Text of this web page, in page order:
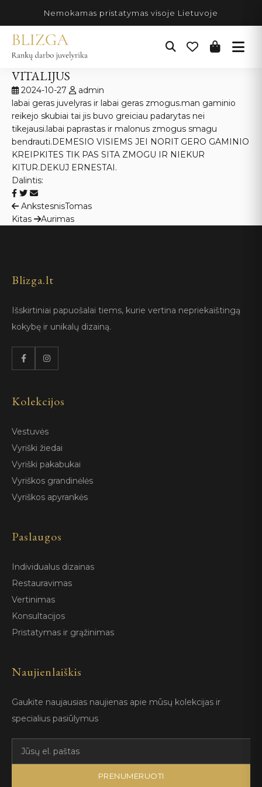
turinio
Nemokamas pristatymas visoje Lietuvoje
VITALIJUS
2024-10-27
admin
labai geras juvelyras ir labai geras zmogus.man gaminio
reikejo skubiai tai jis buvo greiciau padarytas nei
tikejausi.labai paprastas ir malonus zmogus smagu
bendrauti.DEMESIO VISIEMS JEI NORIT GERO GAMINIO
KREIPKITES TIK PAS SITA ZMOGU IR NIEKUR
KITUR.DEKUJ ERNESTAI.
Dalintis:
Navigacija
tarp
AnkstesnisTomas
Kitas
Aurimas
Blizga.lt
Išskirtiniai papuošalai tiems, kurie vertina nepriekaištingą
kokybę ir unikalų dizainą.
Kolekcijos
Vestuvės
Vyriški žiedai
Vyriški pakabukai
Vyriškos grandinėlės
Vyriškos apyrankės
Paslaugos
Individualus dizainas
Restauravimas
Vertinimas
Konsultacijos
Pristatymas ir grąžinimas
Naujienlaiškis
Gaukite naujausias naujienas apie mūsų kolekcijas ir
specialius pasiūlymus
PRENUMERUOTI